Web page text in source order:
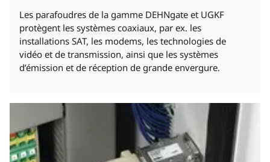
Les parafoudres de la gamme DEHNgate et UGKF
protègent les systèmes coaxiaux, par ex. les
installations SAT, les modems, les technologies de
vidéo et de transmission, ainsi que les systèmes
d’émission et de réception de grande envergure.